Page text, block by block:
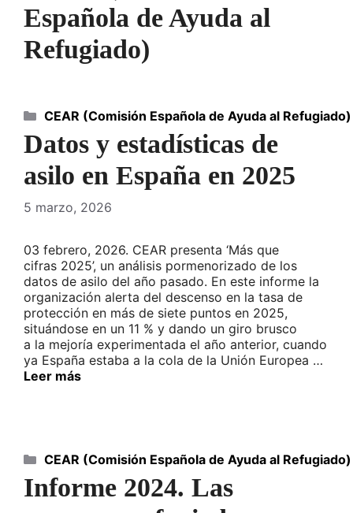
Española de Ayuda al
Refugiado)
Datos y estadísticas de
asilo en España en 2025
5 marzo, 2026
03 febrero, 2026. CEAR presenta ‘Más que
cifras 2025’, un análisis pormenorizado de los
datos de asilo del año pasado. En este informe la
organización alerta del descenso en la tasa de
protección en más de siete puntos en 2025,
situándose en un 11 % y dando un giro brusco
a la mejoría experimentada el año anterior, cuando
ya España estaba a la cola de la Unión Europea …
Leer más
Categorías
CEAR (Comisión Española de Ayuda al Refugiado)
Informe 2024. Las
Categorías
CEAR (Comisión Española de Ayuda al Refugiado)